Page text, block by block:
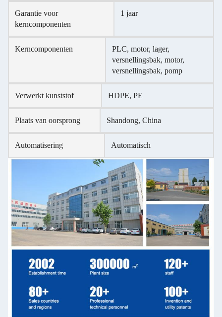
Garantie voor
kerncomponenten
1 jaar
Kerncomponenten
PLC, motor, lager,
versnellingsbak, motor,
versnellingsbak, pomp
Verwerkt kunststof HDPE, PE
Plaats van oorsprong Shandong, China
Automatisering Automatisch